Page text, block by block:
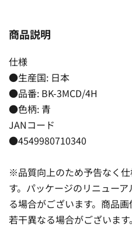
商品説明
仕様
●生産国: 日本
●品番: BK-3MCD/4H
●色柄: 青
JANコード
●4549980710340
※品質向上のため予告なく
す。パッケージのリニュー
る場合がございます。商品
若干異なる場合がございます。